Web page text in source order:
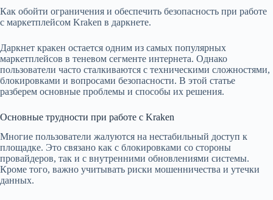
Как обойти ограничения и обеспечить безопасность при работе
с маркетплейсом Kraken в даркнете.
Даркнет кракен остается одним из самых популярных
маркетплейсов в теневом сегменте интернета. Однако
пользователи часто сталкиваются с техническими сложностями,
блокировками и вопросами безопасности. В этой статье
разберем основные проблемы и способы их решения.
Основные трудности при работе с Kraken
Многие пользователи жалуются на нестабильный доступ к
площадке. Это связано как с блокировками со стороны
провайдеров, так и с внутренними обновлениями системы.
Кроме того, важно учитывать риски мошенничества и утечки
данных.